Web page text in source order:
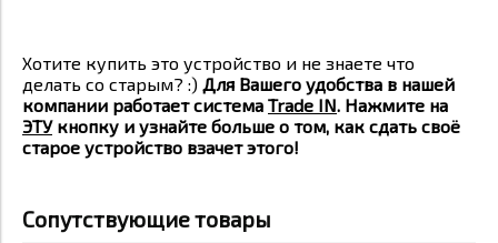
Хотите купить это устройство и не знаете что
делать со старым? :) Для Вашего удобства в нашей
компании работает система Trade IN. Нажмите на
ЭТУкнопку и узнайте больше о том, как сдать своё
старое устройство взачет этого!
Сопутствующие товары